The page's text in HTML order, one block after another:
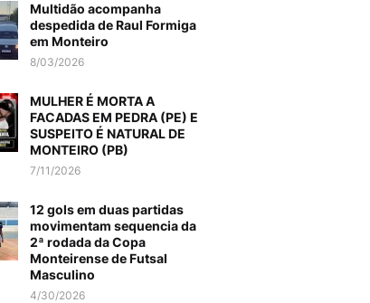
Multidão acompanha
despedida de Raul Formiga
em Monteiro
8/03/2026
MULHER É MORTA A
FACADAS EM PEDRA (PE) E
SUSPEITO É NATURAL DE
MONTEIRO (PB)
7/11/2026
12 gols em duas partidas
movimentam sequencia da
2ª rodada da Copa
Monteirense de Futsal
Masculino
4/30/2026